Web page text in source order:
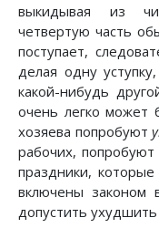
выкидывая из
четвертую часть
поступает,
делая одну
какой-нибудь
очень легко может
хозяева попробуют
рабочих,
праздники,
включены законом
допустить